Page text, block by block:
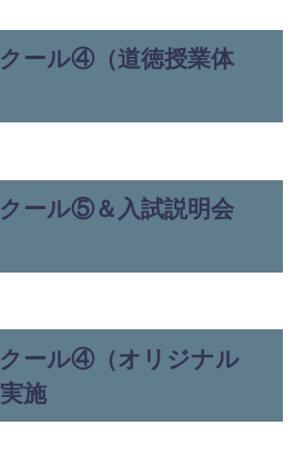
ール④（道徳授業体
ール⑤＆入試説明会
ール④（オリジナル
施